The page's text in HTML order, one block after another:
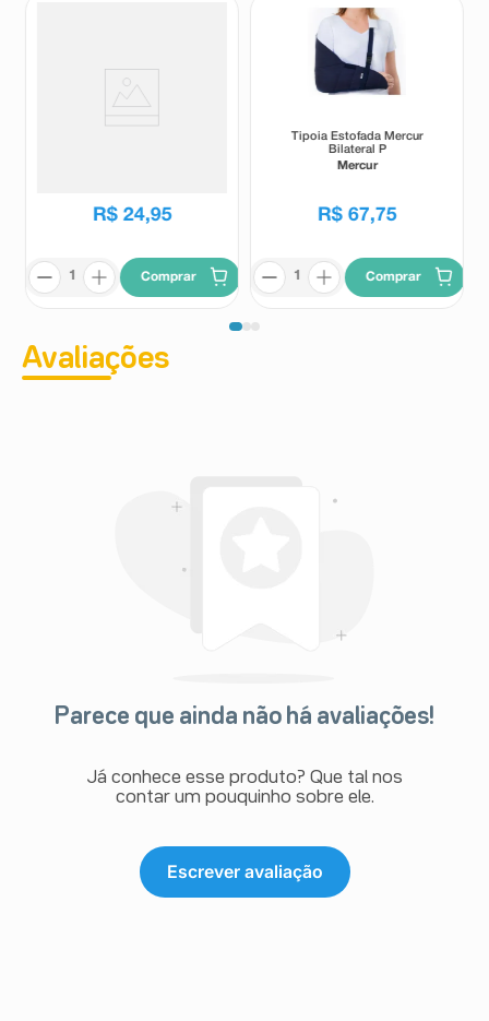
R$ 24,95
Comprar
Tipoia Estofada Mercur
Bilateral P
Mercur
R$ 67,75
Comprar
Avaliações
Parece que ainda não há avaliações!
Já conhece esse produto? Que tal nos
contar um pouquinho sobre ele.
Escrever avaliação